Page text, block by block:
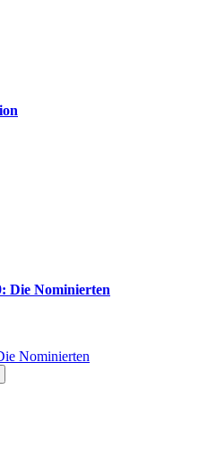
Die Nominierten
Nominierten